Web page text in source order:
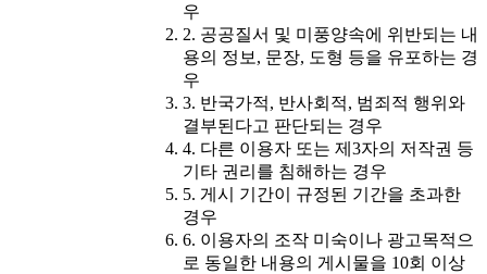
우
2. 공공질서 및 미풍양속에 위반되는 내
용의 정보, 문장, 도형 등을 유포하는 경
우
3. 반국가적, 반사회적, 범죄적 행위와
결부된다고 판단되는 경우
4. 다른 이용자 또는 제3자의 저작권 등
기타 권리를 침해하는 경우
5. 게시 기간이 규정된 기간을 초과한
경우
6. 이용자의 조작 미숙이나 광고목적으
로 동일한 내용의 게시물을 10회 이상